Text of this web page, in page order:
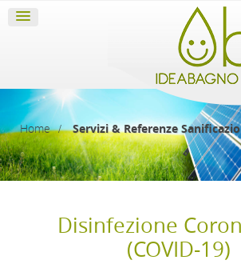
Home Servizi & Referenze
Disinfezione
(COVID-19)